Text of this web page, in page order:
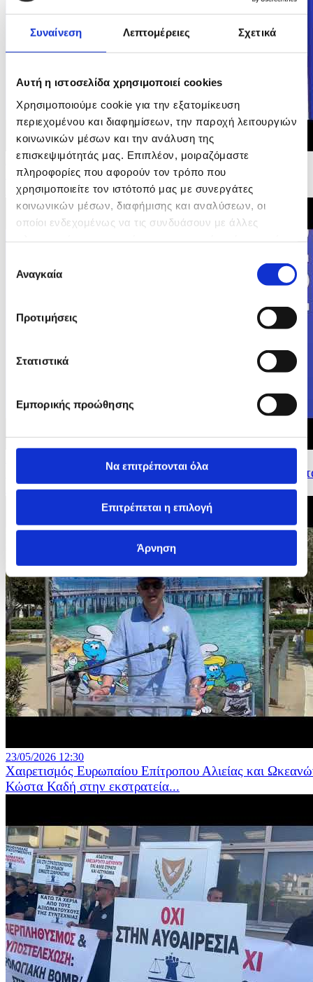
Συναίνεση Λεπτομέρειες Σχετικά
Αυτή η ιστοσελίδα χρησιμοποιεί cookies
Χρησιμοποιούμε cookie για την εξατομίκευση
περιεχομένου και διαφημίσεων, την παροχή λειτουργιών
κοινωνικών μέσων και την ανάλυση της
επισκεψιμότητάς μας. Επιπλέον, μοιραζόμαστε
πληροφορίες που αφορούν τον τρόπο που
χρησιμοποιείτε τον ιστότοπό μας με συνεργάτες
κοινωνικών μέσων, διαφήμισης και αναλύσεων, οι
οποίοι ενδεχομένως να τις συνδυάσουν με άλλες
των υπηρεσιών τους.
συγκατάθεσης
Αναγκαία
Προτιμήσεις
Στατιστικά
Εμπορικής προώθησης
Να επιτρέπονται όλα
Επιτρέπεται η επιλογή
Άρνηση
23/05/2026 15:36
Αρχικές Δηλώσεις Υπουργού Οικονομικών στη
Συνέντευξη Τύπου Άτυπου ECOFIN
Δηλώσεις Επιτρόπου για Οικονομια και
Ντομπρόβσκις στη Συνέντευξη Τύπου...
23/05/2026 12:30
Χαιρετισμός Ευρωπαίου Επίτροπου Αλιείας και
Κώστα Καδή στην εκστρατεία...